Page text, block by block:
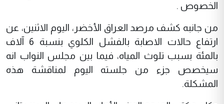
الخصوص .
من جانبه كشف مرصد العراق الأخضر، اليوم الاثنين، عن
ارتفاع حالات الاصابة بالفشل الكلوي بنسبة 6 آلاف
بالمئة بسبب تلوث المياه، فيما بين مجلس النواب انه
سيخصص جزء من جلسته اليوم لمناقشة هذه
المشكلة.